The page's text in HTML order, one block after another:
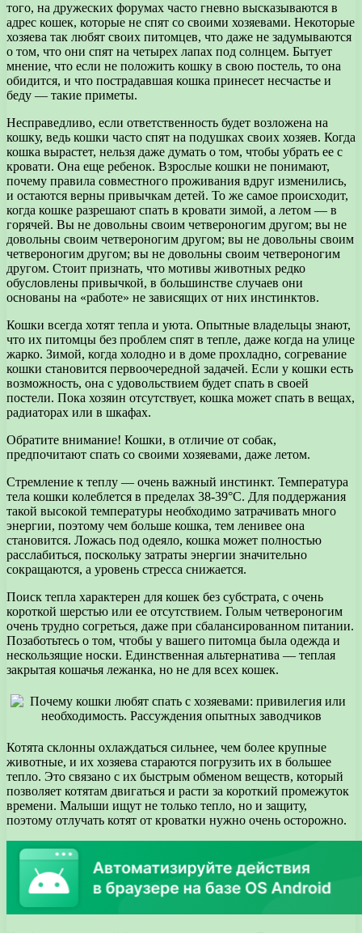
того, на дружеских форумах часто гневно высказываются в
адрес кошек, которые не спят со своими хозяевами. Некоторые
хозяева так любят своих питомцев, что даже не задумываются
о том, что они спят на четырех лапах под солнцем. Бытует
мнение, что если не положить кошку в свою постель, то она
обидится, и что пострадавшая кошка принесет несчастье и
беду — такие приметы.
Несправедливо, если ответственность будет возложена на
кошку, ведь кошки часто спят на подушках своих хозяев. Когда
кошка вырастет, нельзя даже думать о том, чтобы убрать ее с
кровати. Она еще ребенок. Взрослые кошки не понимают,
почему правила совместного проживания вдруг изменились,
и остаются верны привычкам детей. То же самое происходит,
когда кошке разрешают спать в кровати зимой, а летом — в
горячей. Вы не довольны своим четвероногим другом; вы не
довольны своим четвероногим другом; вы не довольны своим
четвероногим другом; вы не довольны своим четвероногим
другом. Стоит признать, что мотивы животных редко
обусловлены привычкой, в большинстве случаев они
основаны на «работе» не зависящих от них инстинктов.
Кошки всегда хотят тепла и уюта. Опытные владельцы знают,
что их питомцы без проблем спят в тепле, даже когда на улице
жарко. Зимой, когда холодно и в доме прохладно, согревание
кошки становится первоочередной задачей. Если у кошки есть
возможность, она с удовольствием будет спать в своей
постели. Пока хозяин отсутствует, кошка может спать в вещах,
радиаторах или в шкафах.
Обратите внимание! Кошки, в отличие от собак,
предпочитают спать со своими хозяевами, даже летом.
Стремление к теплу — очень важный инстинкт. Температура
тела кошки колеблется в пределах 38-39°C. Для поддержания
такой высокой температуры необходимо затрачивать много
энергии, поэтому чем больше кошка, тем ленивее она
становится. Ложась под одеяло, кошка может полностью
расслабиться, поскольку затраты энергии значительно
сокращаются, а уровень стресса снижается.
Поиск тепла характерен для кошек без субстрата, с очень
короткой шерстью или ее отсутствием. Голым четвероногим
очень трудно согреться, даже при сбалансированном питании.
Позаботьтесь о том, чтобы у вашего питомца была одежда и
нескользящие носки. Единственная альтернатива — теплая
закрытая кошачья лежанка, но не для всех кошек.
Котята склонны охлаждаться сильнее, чем более крупные
животные, и их хозяева стараются погрузить их в большее
тепло. Это связано с их быстрым обменом веществ, который
позволяет котятам двигаться и расти за короткий промежуток
времени. Малыши ищут не только тепло, но и защиту,
поэтому отлучать котят от кроватки нужно очень осторожно.